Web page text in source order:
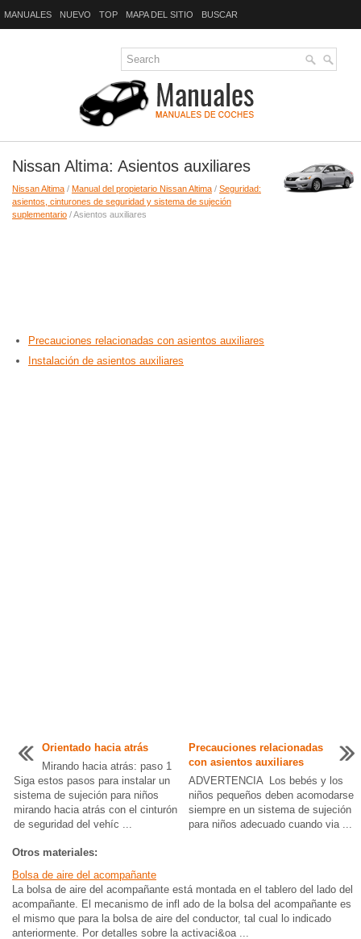
MANUALES NUEVO TOP MAPA DEL SITIO BUSCAR
Nissan Altima: Asientos auxiliares
Nissan Altima / Manual del propietario Nissan Altima / Seguridad:
asientos, cinturones de seguridad y sistema de sujeción
suplementario / Asientos auxiliares
Precauciones relacionadas con asientos auxiliares
Instalación de asientos auxiliares
Orientado hacia atrás
Mirando hacia atrás: paso 1
Siga estos pasos para instalar un
sistema de sujeción para niños
mirando hacia atrás con el cinturón
de seguridad del vehíc ...
Precauciones relacionadas
con asientos auxiliares
ADVERTENCIA Los bebés y los
niños pequeños deben acomodarse
siempre en un sistema de sujeción
para niños adecuado cuando via ...
Otros materiales:
Bolsa de aire del acompañante
La bolsa de aire del acompañante está montada en el tablero del lado del
acompañante. El mecanismo de infl ado de la bolsa del acompañante es
el mismo que para la bolsa de aire del conductor, tal cual lo indicado
anteriormente. Por detalles sobre la activaci&oa ...